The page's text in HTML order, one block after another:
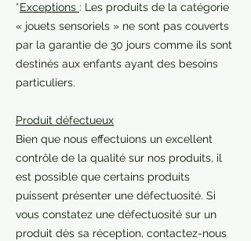
*Exceptions : Les produits de la catégorie
« jouets sensoriels » ne sont pas couverts
par la garantie de 30 jours comme ils sont
destinés aux enfants ayant des besoins
particuliers.
Produit défectueux
Bien que nous effectuions un excellent
contrôle de la qualité sur nos produits, il
est possible que certains produits
puissent présenter une défectuosité. Si
vous constatez une défectuosité sur un
produit dès sa réception, contactez-nous